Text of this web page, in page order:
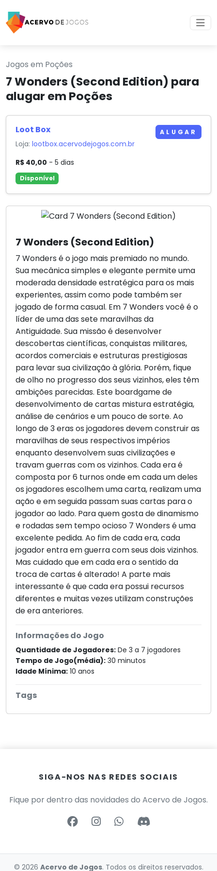
Jogos em Poções
7 Wonders (Second Edition) para
alugar em Poções
7 Wonders (Second Edition)
7 Wonders é o jogo mais premiado no mundo.
Sua mecânica simples e elegante permite uma
moderada densidade estratégica para os mais
experientes, assim como pode também ser
jogado de forma casual. Em 7 Wonders você é o
líder de uma das sete maravilhas da
Antiguidade. Sua missão é desenvolver
descobertas científicas, conquistas militares,
acordos comerciais e estruturas prestigiosas
para levar sua civilização à glória. Porém, fique
de olho no progresso dos seus vizinhos, eles têm
ambições parecidas. Este boardgame de
desenvolvimento de cartas mistura estratégia,
análise de cenários e um pouco de sorte. Ao
longo de 3 eras os jogadores devem construir as
maravilhas de seus respectivos impérios
enquanto desenvolvem suas civilizações e
travam guerras com os vizinhos. Cada era é
composta por 6 turnos onde em cada um deles
os jogadores escolhem uma carta, realizam uma
ação e em seguida passam suas cartas para o
jogador ao lado. Para quem gosta de dinamismo
e rodadas sem tempo ocioso 7 Wonders é uma
excelente pedida. Ao fim de cada era, cada
jogador entra em guerra com seus dois vizinhos.
Mas cuidado que em cada era o sentido da
troca de cartas é alterado! A parte mais
interessante é que cada era possui recursos
diferentes e muitas vezes utilizam construções
de era anteriores.
Informações do Jogo
Quantidade de Jogadores: De 3 a 7 jogadores
Tempo de Jogo(média): 30 minutos
Idade Mínima: 10 anos
Tags
Loot Box
Loja:lootbox.acervodejogos.com.br
R$ 40,00 - 5 dias
Disponível
ALUGAR
SIGA-NOS NAS REDES SOCIAIS
Fique por dentro das novidades do Acervo de Jogos.
© 2026 Acervo de Jogos. Todos os direitos reservados.